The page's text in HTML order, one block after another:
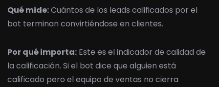
Qué mide:Cuántos de los leads calificados por el
bot terminan convirtiéndose en clientes.
Por qué importa: Este es el indicador de calidad de
la calificación. Si el bot dice que alguien está
calificado pero el equipo de ventas no cierra